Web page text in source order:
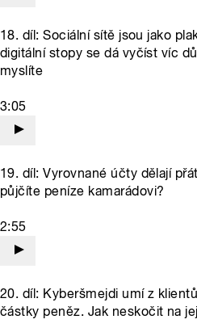
18. díl: Sociální sítě jsou jako
digitální stopy se dá vyčíst víc
myslíte
3:05
19. díl: Vyrovnané účty dělají
půjčíte peníze kamarádovi?
2:55
20. díl: Kyberšmejdi umí z
částky peněz. Jak neskočit na